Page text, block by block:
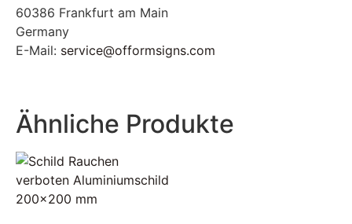
60386 Frankfurt am Main
Germany
E-Mail: service@offormsigns.com
Ähnliche Produkte